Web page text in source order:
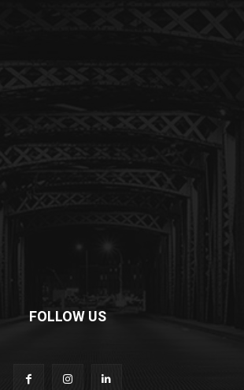
FOLLOW US